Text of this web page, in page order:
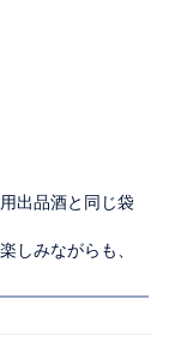
出品酒と同じ袋
しみながらも、